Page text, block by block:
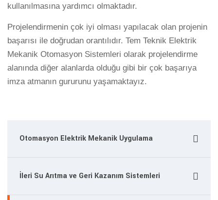
Otomasyon Elektrik Mekanik Uygulama
İleri Su Arıtma ve Geri Kazanım Sistemleri
kullanılmasına yardımcı olmaktadır.
Projelendirmenin çok iyi olması yapılacak olan projenin
başarısı ile doğrudan orantılıdır. Tem Teknik Elektrik
Mekanik Otomasyon Sistemleri olarak projelendirme
alanında diğer alanlarda olduğu gibi bir çok başarıya
imza atmanın gururunu yaşamaktayız.